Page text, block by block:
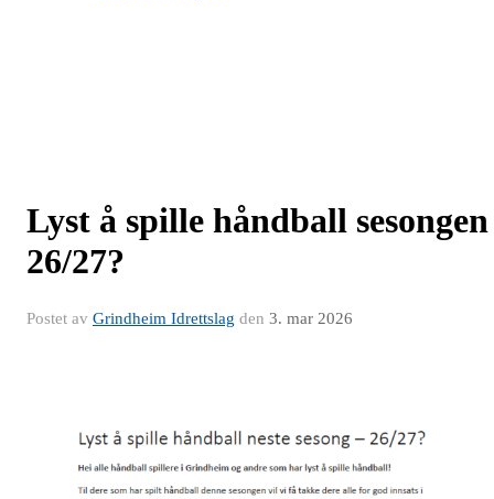
Lyst å spille håndball sesongen
26/27?
Postet av Grindheim Idrettslag den 3. mar 2026